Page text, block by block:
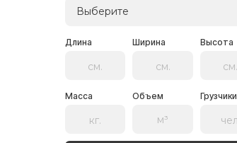
Выберите
Длина Ширина Высота
Масса Объем Грузчики